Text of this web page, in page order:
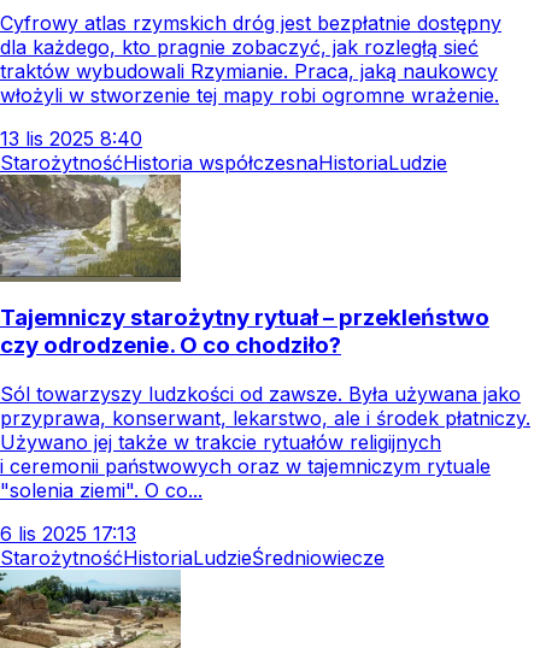
Cyfrowy atlas rzymskich dróg jest bezpłatnie dostępny
dla każdego, kto pragnie zobaczyć, jak rozległą sieć
traktów wybudowali Rzymianie. Praca, jaką naukowcy
włożyli w stworzenie tej mapy robi ogromne wrażenie.
13 lis 2025 8:40
StarożytnośćHistoria współczesnaHistoriaLudzie
Tajemniczy starożytny rytuał – przekleństwo
czy odrodzenie. O co chodziło?
Sól towarzyszy ludzkości od zawsze. Była używana jako
przyprawa, konserwant, lekarstwo, ale i środek płatniczy.
Używano jej także w trakcie rytuałów religijnych
i ceremonii państwowych oraz w tajemniczym rytuale
"solenia ziemi". O co...
6 lis 2025 17:13
StarożytnośćHistoriaLudzieŚredniowiecze